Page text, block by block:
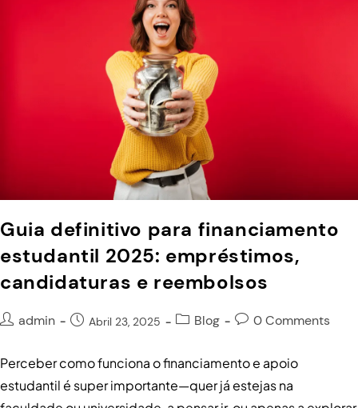
Guia definitivo para financiamento
estudantil 2025: empréstimos,
candidaturas e reembolsos
admin Abril 23, 2025 Blog 0 Comments
Perceber como funciona o financiamento e apoio
estudantil é super importante—quer já estejas na